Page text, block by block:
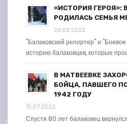
«ИСТОРИЯ ГЕРОЯ»:
РОДИЛАСЬ СЕМЬЯ
29.08.2022
"Балаковский репортер" и
историю балаковцев, которые
В МАТВЕЕВКЕ
БОЙЦА, ПАВШЕГО
1942 ГОДУ
15.07.2022
Спустя 80 лет балаковец